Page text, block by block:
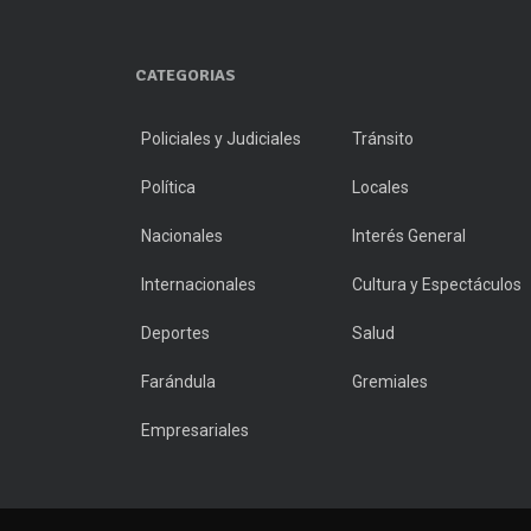
CATEGORIAS
Policiales y Judiciales Tránsito
Política Locales
Nacionales Interés General
Internacionales Cultura y Espectáculos
Deportes Salud
Farándula Gremiales
Empresariales